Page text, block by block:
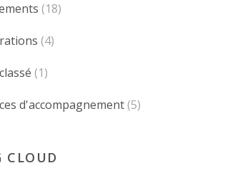
(18)
(4)
(1)
d'accompagnement(5)
CLOUD